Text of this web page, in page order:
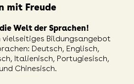
mit Freude
Welt der Sprachen!
vielseitiges Bildungsangebot
Deutsch, Englisch,
Italienisch, Portugiesisch,
Chinesisch.